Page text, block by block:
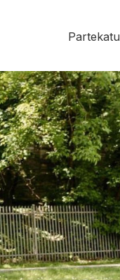
Partekatu